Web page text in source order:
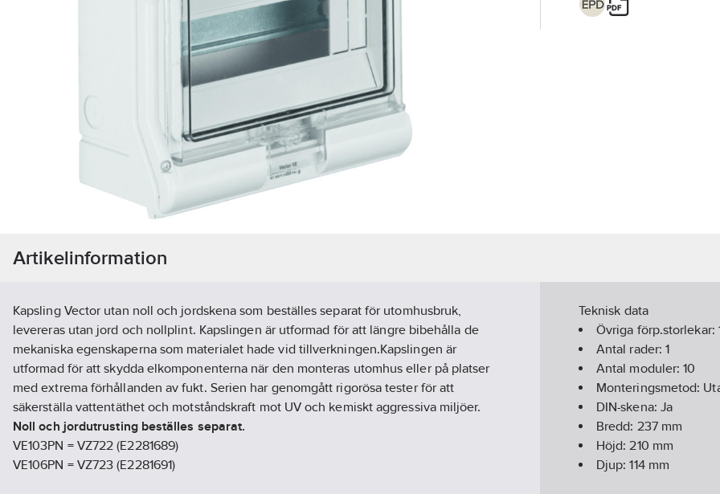
Artikelinformation
Kapsling Vector utan noll och jordskena som beställes separat för utomhusbruk,
levereras utan jord och nollplint. Kapslingen är utformad för att längre bibehålla de
mekaniska egenskaperna som materialet hade vid tillverkningen.Kapslingen är
utformad för att skydda elkomponenterna när den monteras utomhus eller på platser
med extrema förhållanden av fukt. Serien har genomgått rigorösa tester för att
säkerställa vattentäthet och motståndskraft mot UV och kemiskt aggressiva miljöer.
Noll och jordutrusting beställes separat.
VE103PN = VZ722 (E2281689)
VE106PN = VZ723 (E2281691)
Teknisk data
Övriga förp.storlekar:
Antal rader:1
Antal moduler:10
Monteringsmetod:
DIN-skena: Ja
Bredd: 237mm
Höjd:210 mm
Djup:114mm